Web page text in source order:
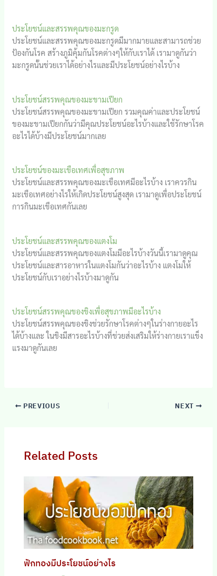
ประโยชน์และสรรพคุณของมะกรูด
ประโยชน์และสรรพคุณของมะกรูดมีมากมายและสามารถช่วย
ป้องกันโรค สร้างภูมิคุ้มกันโรคต่างๆให้กับเราได้ เรามาดูกันว่า
มะกรูดนั้นช่วยเราได้อย่างไรและมีประโยชน์อย่างไรบ้าง
ประโยชน์สรรพคุณของมะขามเปียก
ประโยชน์สรรพคุณของมะขามเปียก รวมคุณค่าและประโยชน์
ของมะขามเปียกกันว่ามีคุณประโยชน์อะไรบ้างและใช้รักษาโรค
อะไรได้บ้างมีประโยชน์มากเลย
ประโยชน์ของมะเขือเทศเพื่อสุขภาพ
ประโยชน์และสรรพคุณของมะเขือเทศมีอะไรบ้าง เราควรกิน
มะเขือเทศอย่างไรให้เกิดประโยชน์สูงสุด เรามาดูเพื่อประโยชน์
การกินมะเขือเทศกันเลย
ประโยชน์และสรรพคุณของแตงโม
ประโยชน์และสรรพคุณของแตงโมมีอะไรบ้างวันนี้เรามาดูคุณ
ประโยชน์และสารอาหารในแตงโมกันว่าอะไรบ้าง แตงโมให้
ประโยชน์กับเราอย่างไรบ้างมาดูกัน
ประโยชน์สรรพคุณของขิงเพื่อสุขภาพมีอะไรบ้าง
ประโยชน์สรรพคุณของขิงช่วยรักษาโรคต่างๆในร่างกายอะไร
ได้บ้างและ ในขิงมีสารอะไรบ้างที่ช่วยส่งเสริมให้ร่างกายเราแข็ง
แรงมาดูกันเลย
PREVIOUS NEXT
Related Posts
ฟักทองมีประโยชน์อย่างไร